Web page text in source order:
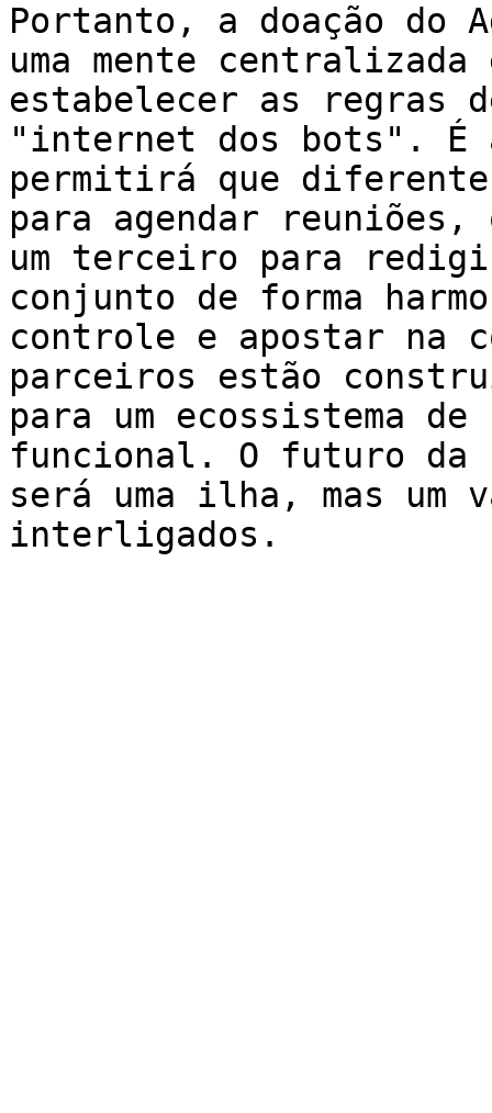
Portanto, a doação do
uma mente
estabelecer as regras
"internet dos bots". É
permitirá que
para agendar
um terceiro para
conjunto de forma
controle e apostar na
parceiros estão
para um ecossistema
funcional. O futuro da
será uma ilha, mas um
interligados.